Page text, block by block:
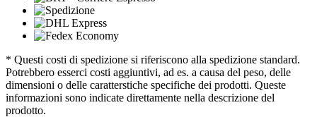
* Questi costi di spedizione si riferiscono alla spedizione standard.
Potrebbero esserci costi aggiuntivi, ad es. a causa del peso, delle
dimensioni o delle caratterstiche specifiche dei prodotti. Queste
informazioni sono indicate direttamente nella descrizione del
prodotto.